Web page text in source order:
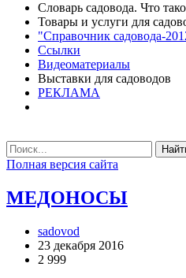
Словарь садовода. Что
Товары и услуги для
"Справочник садовода-
Ссылки
Видеоматериалы
Выставки для садоводов
РЕКЛАМА
Полная версия сайта
МЕДОНОСЫ
sadovod
23 декабря 2016
2 999